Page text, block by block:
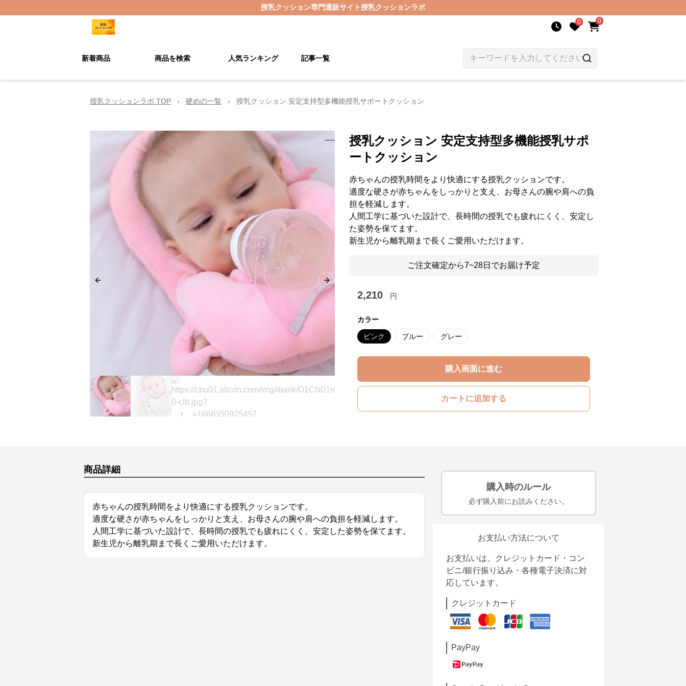
授乳クッション専門通販サイト授乳クッションラボ
0 0
新着商品 商品を検索 人気ランキング 記事一覧
授乳クッションラボ TOP › 硬めの一覧 › 授乳クッション 安定支持型多機能授乳サポートクッション
Previous slide Next slide
授乳クッション 安定支持型多機能授乳サポ
ートクッション
赤ちゃんの授乳時間をより快適にする授乳クッションです。
適度な硬さが赤ちゃんをしっかりと支え、お母さんの腕や肩への負
担を軽減します。
人間工学に基づいた設計で、長時間の授乳でも疲れにくく、安定し
た姿勢を保てます。
新生児から離乳期まで長くご愛用いただけます。
ご注文確定から7~28日でお届け予定
2,210 円
カラー
ピンク ブルー グレー
購入画面に進む
カートに追加する
商品詳細
赤ちゃんの授乳時間をより快適にする授乳クッションです。
適度な硬さが赤ちゃんをしっかりと支え、お母さんの腕や肩への負担を軽減します。
人間工学に基づいた設計で、長時間の授乳でも疲れにくく、安定した姿勢を保てます。
新生児から離乳期まで長くご愛用いただけます。
購入時のルール
必ず購入前にお読みください。
お支払い方法について
お支払いは、クレジットカード・コン
ビニ/銀行振り込み・各種電子決済に対
応しています。
クレジットカード
PayPay